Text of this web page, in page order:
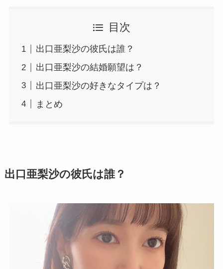
目次
出口亜梨沙の彼氏は誰？
出口亜梨沙の結婚願望は？
出口亜梨沙の好きなタイプは？
まとめ
出口亜梨沙の彼氏は誰？